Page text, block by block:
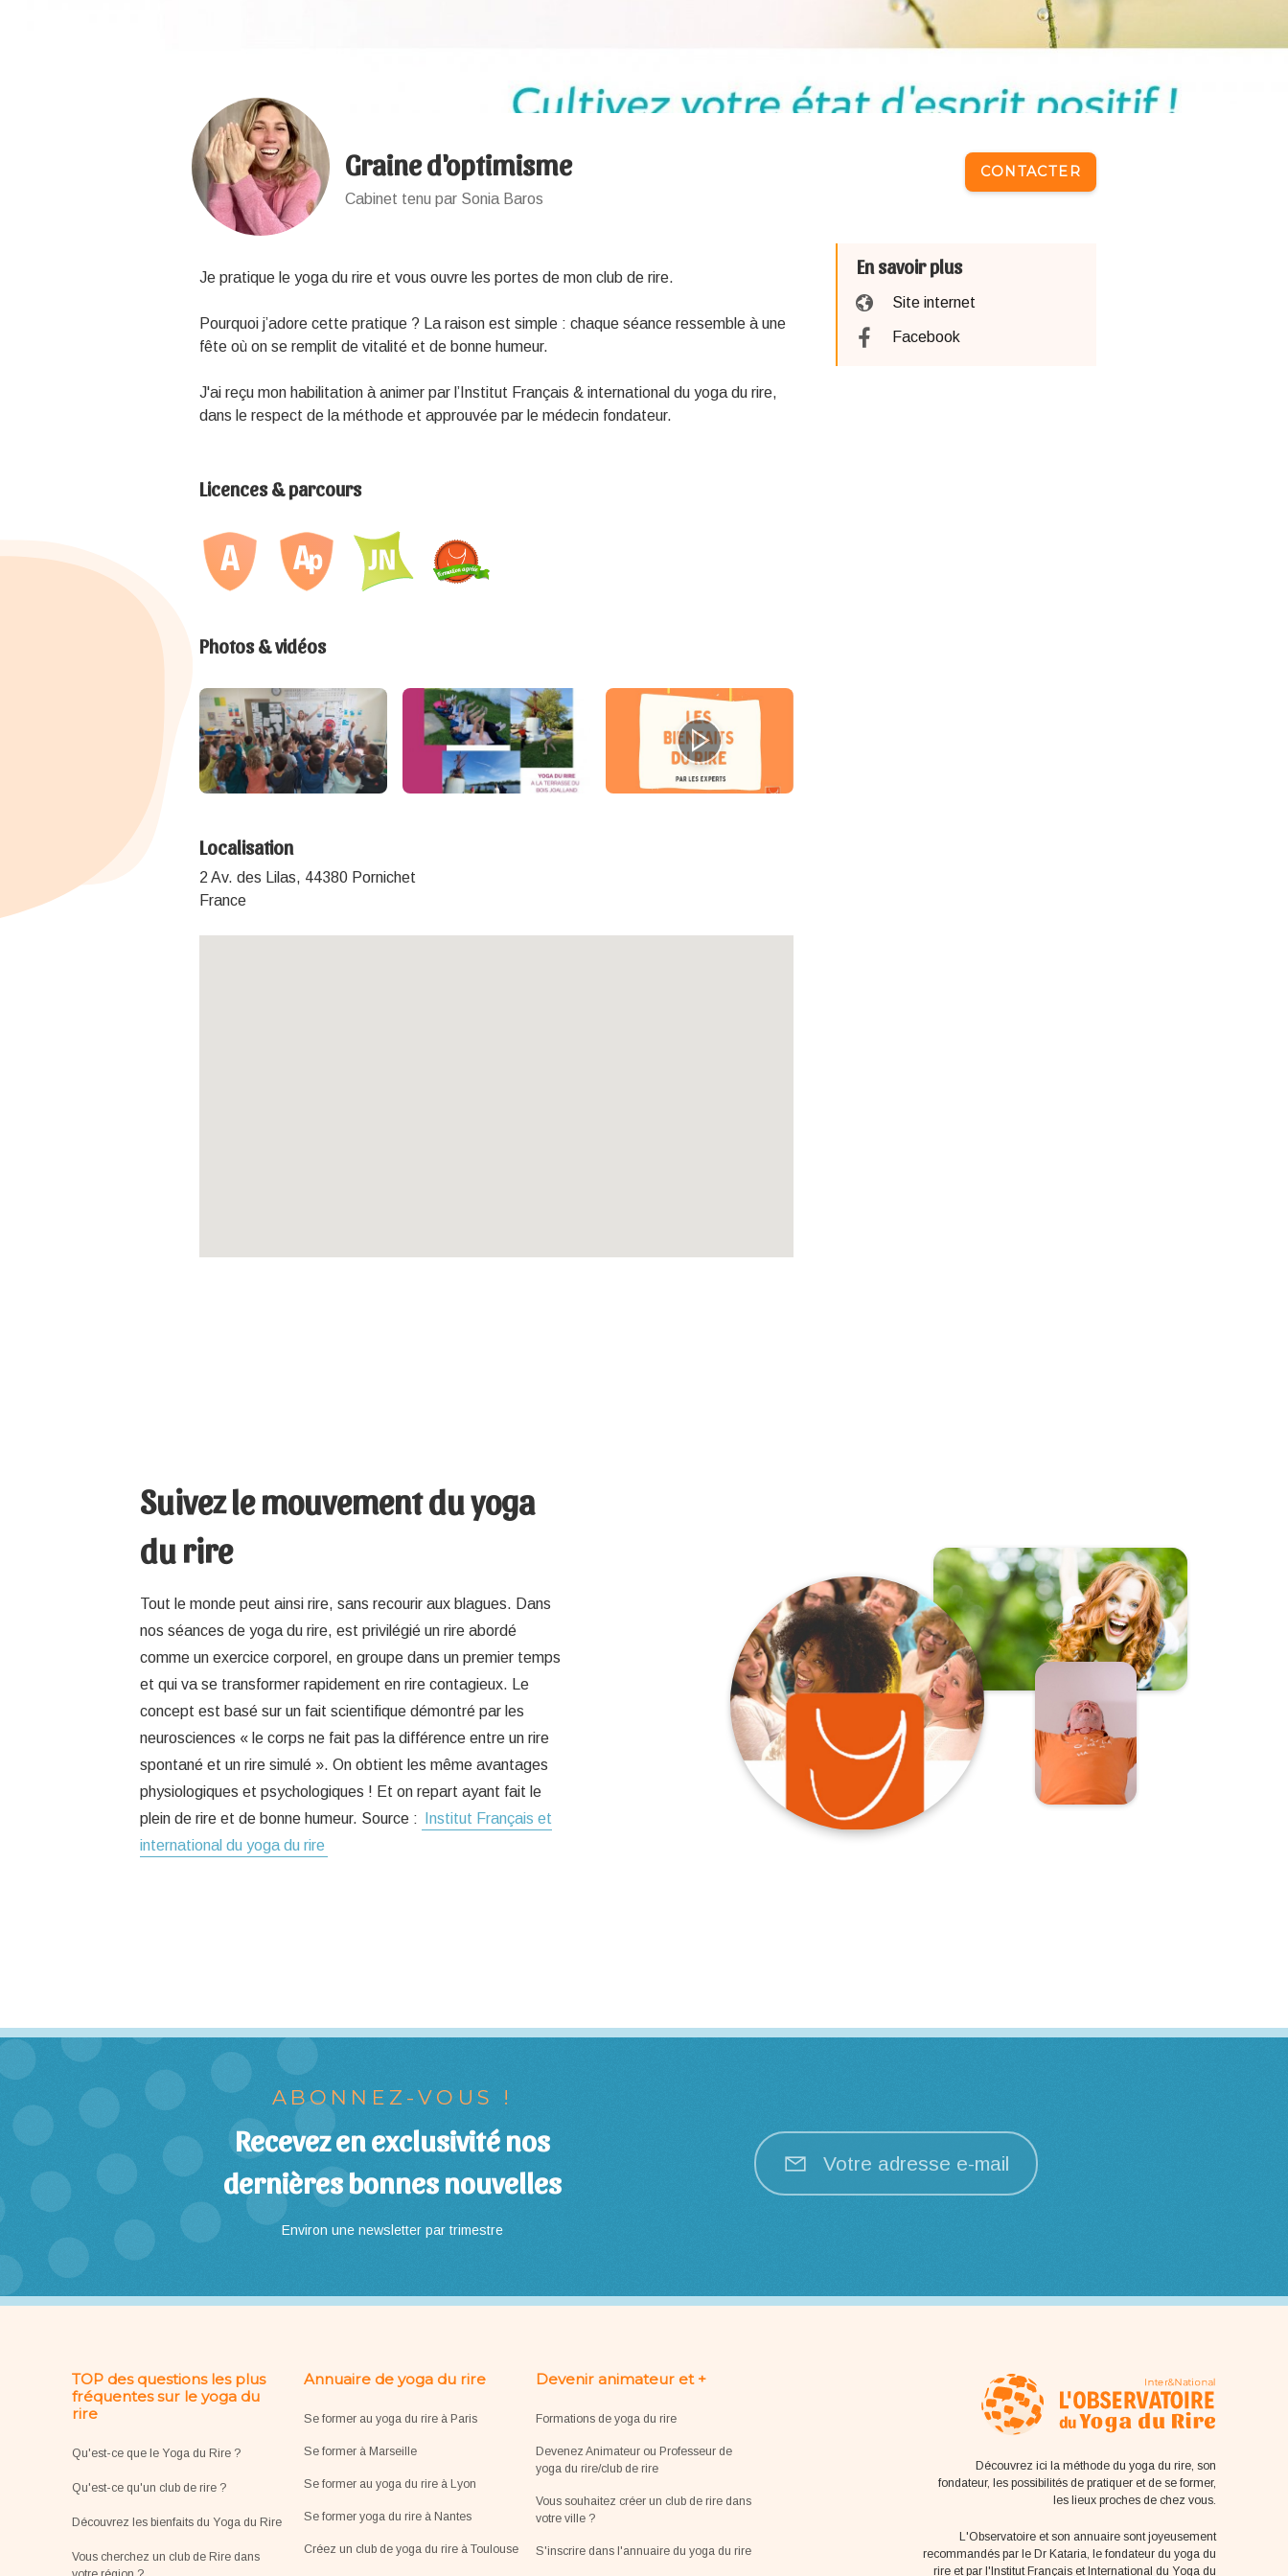
Graine d'optimisme
Cabinet tenu par Sonia Baros
CONTACTER
Je pratique le yoga du rire et vous ouvre les portes de mon club de rire.
Pourquoi j’adore cette pratique ? La raison est simple : chaque séance ressemble à une
fête où on se remplit de vitalité et de bonne humeur.
J'ai reçu mon habilitation à animer par l’Institut Français & international du yoga du rire,
dans le respect de la méthode et approuvée par le médecin fondateur.
Licences & parcours
Photos & vidéos
Localisation
2 Av. des Lilas, 44380 Pornichet
France
En savoir plus
Site internet
Facebook
Suivez le mouvement du yoga
du rire
Tout le monde peut ainsi rire, sans recourir aux blagues. Dans
nos séances de yoga du rire, est privilégié un rire abordé
comme un exercice corporel, en groupe dans un premier temps
et qui va se transformer rapidement en rire contagieux. Le
concept est basé sur un fait scientifique démontré par les
neurosciences « le corps ne fait pas la différence entre un rire
spontané et un rire simulé ». On obtient les même avantages
physiologiques et psychologiques ! Et on repart ayant fait le
plein de rire et de bonne humeur. Source :
Institut Français et
international du yoga du rire
ABONNEZ-VOUS !
Recevez en exclusivité nos
dernières bonnes nouvelles
Environ une newsletter par trimestre
Votre adresse e-mail
TOP des questions les plus
fréquentes sur le yoga du
rire
Qu'est-ce que le Yoga du Rire ?
Qu'est-ce qu'un club de rire ?
Découvrez les bienfaits du Yoga du Rire
Vous cherchez un club de Rire dans
Annuaire de yoga du rire
Se former au yoga du rire à Paris
Se former à Marseille
Se former au yoga du rire à Lyon
Se former yoga du rire à Nantes
Créez un club de yoga du rire à Toulouse
Devenir animateur et +
Formations de yoga du rire
Devenez Animateur ou Professeur de
yoga du rire/club de rire
Vous souhaitez créer un club de rire dans
votre ville ?
S'inscrire dans l'annuaire du yoga du rire
Découvrez ici la méthode du yoga du rire, son
fondateur, les possibilités de pratiquer et de se former,
les lieux proches de chez vous.
L'Observatoire et son annuaire sont joyeusement
recommandés par le Dr Kataria, le fondateur du yoga du
rire et par l'Institut Français et International du Yoga du